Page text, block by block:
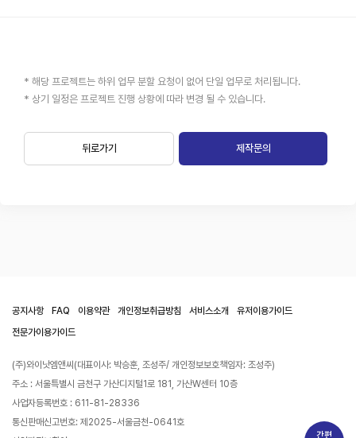
간편
* 해당 프로젝트는 하위 업무 분할 요청이 없어 단일 업무로 처리됩니다.
* 상기 일정은 프로젝트 진행 상황에 따라 변경 될 수 있습니다.
뒤로가기 제작문의
공지사항 FAQ 이용약관 개인정보취급방침 서비스소개
유저이용가이드
전문가이용가이드
(주)와이낫엠앤씨(대표이사: 박승훈, 조성주/ 개인정보보호책임자: 조성주)
주소 : 서울특별시 금천구 가산디지털1로 181, 가산W센터 10층
사업자등록번호 : 611-81-28336
통신판매신고번호: 제2025-서울금천-0641호